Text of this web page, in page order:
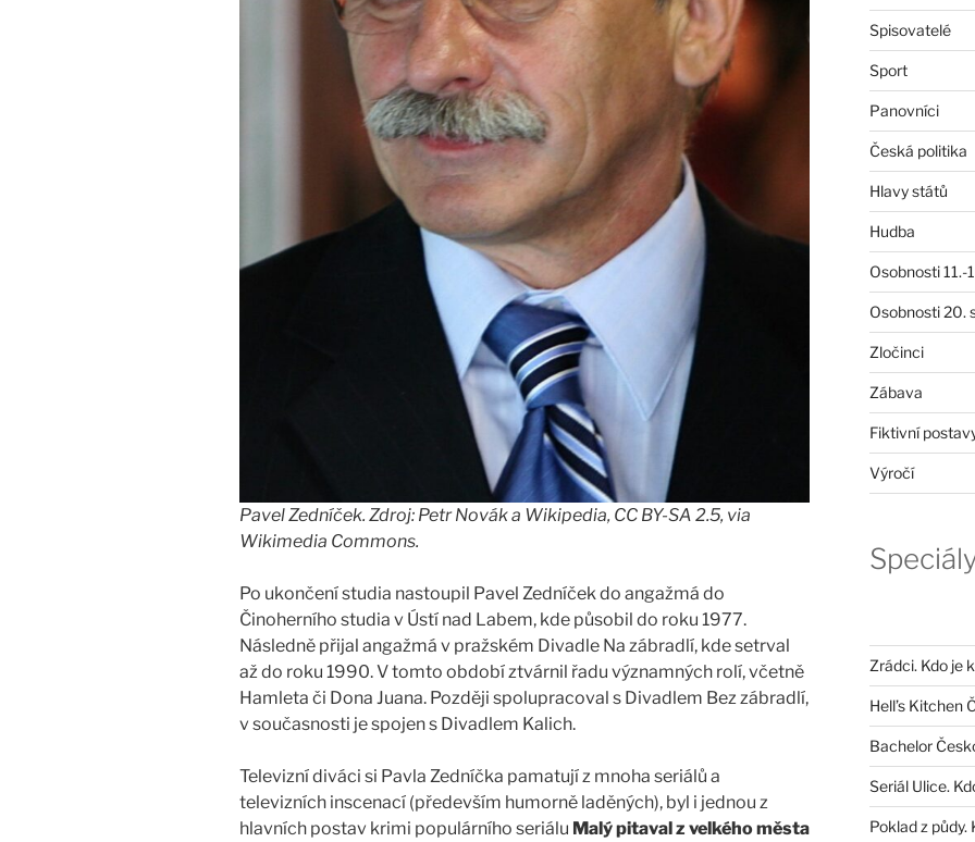
Pavel Zedníček. Zdroj: Petr Novák a Wikipedia, CC BY-SA 2.5, via
Wikimedia Commons.
Po ukončení studia nastoupil Pavel Zedníček do angažmá do
Činoherního studia v Ústí nad Labem, kde působil do roku 1977.
Následně přijal angažmá v pražském Divadle Na zábradlí, kde setrval
až do roku 1990. V tomto období ztvárnil řadu významných rolí, včetně
Hamleta či Dona Juana. Později spolupracoval s Divadlem Bez zábradlí,
v současnosti je spojen s Divadlem Kalich.
Televizní diváci si Pavla Zedníčka pamatují z mnoha seriálů a
televizních inscenací (především humorně laděných), byl i jednou z
hlavních postav krimi populárního seriálu Malý pitaval z velkého města
Spisovatelé
Sport
Panovníci
Česká politika
Hlavy států
Hudba
Osobnosti 11.-
Osobnosti 20.
Zločinci
Zábava
Fiktivní
Výročí
Zrádci. Kdo je
Hell’s Kitchen
Bachelor
Seriál Ulice.
Poklad z půdy.